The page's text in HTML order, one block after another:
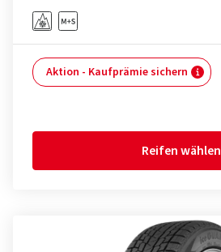
Aktion - Kaufprämie sichern
Reifen wählen